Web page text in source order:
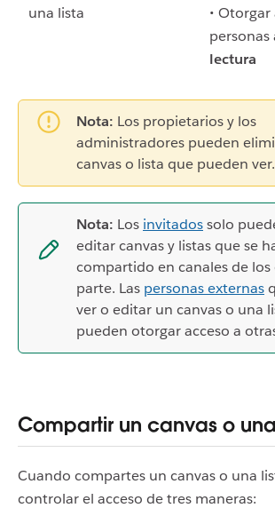
una lista
•
personas
lectura
Nota: Los propietarios y los
administradores pueden
canvas o lista que pueden ver.
Nota: Los invitadossolo
editar canvas y listas que se
compartido en canales de
parte. Las personas externas
ver o editar un canvas o una
pueden otorgar acceso a
Compartir un canvas o
Cuando compartes un canvas o una
controlar el acceso de tres maneras: